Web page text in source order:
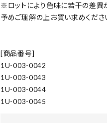
※ロットにより色味に若干の差異
予めご理解の上お買い求めくださ
[商品番号]
1U-003-0042
1U-003-0043
1U-003-0044
1U-003-0045